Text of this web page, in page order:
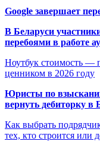
Google завершает
В Беларуси
перебоями в работе
Ноутбук стоимость —
ценником в 2026 году
Юристы по
вернуть дебиторку в
Как выбрать
тех, кто строится или